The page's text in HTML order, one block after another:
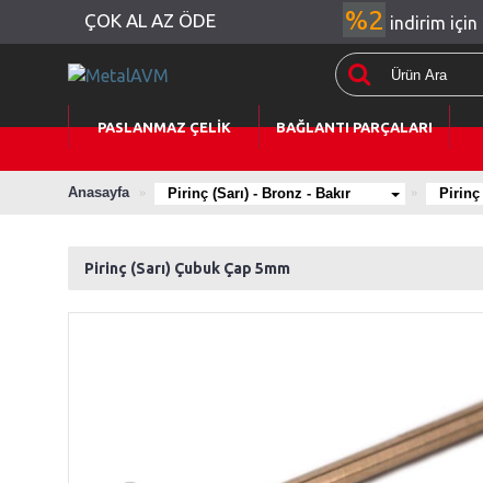
ÇOK AL AZ ÖDE %2 indirim için
PASLANMAZ ÇELİK BAĞLANTI PARÇALARI
Anasayfa Pirinç (Sarı) - Bronz - Bakır Pirinç
Pirinç (Sarı) Çubuk Çap 5mm